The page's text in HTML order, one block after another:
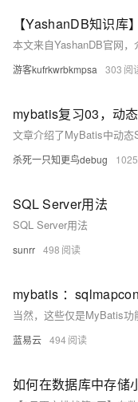
游客kufrkwrbkmpsa 303
杀死一只知更鸟debug 1025
SQL Server用法
SQL Server用法
sunrr 498
蓝易云 494